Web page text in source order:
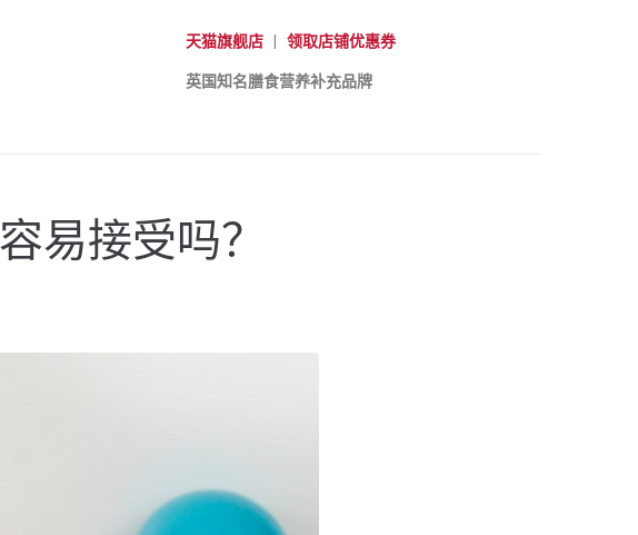
天猫旗舰店| 领取店铺优惠券
英国知名膳食营养补充品牌
易接受吗？